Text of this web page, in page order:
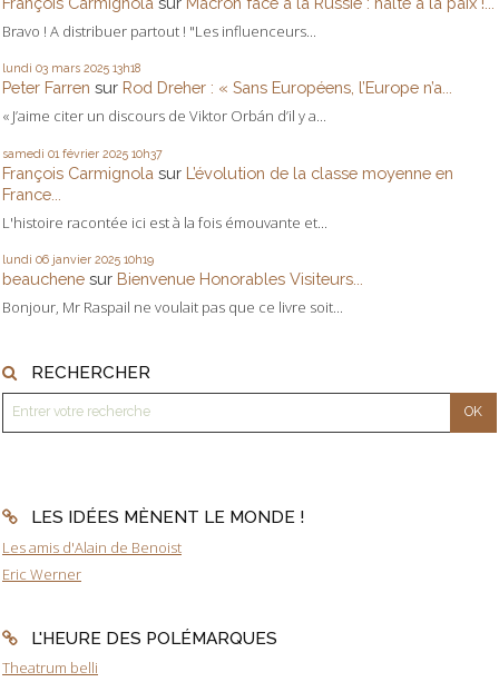
Bravo ! A distribuer partout ! "Les influenceurs...
lundi 03 mars 2025 13h18
Peter Farren sur Rod Dreher : « Sans Européens, l’Europe n’a...
« J’aime citer un discours de Viktor Orbán d’il y a...
samedi 01 février 2025 10h37
François Carmignola sur L’évolution de la classe moyenne en
France...
L'histoire racontée ici est à la fois émouvante et...
lundi 06 janvier 2025 10h19
beauchene sur Bienvenue Honorables Visiteurs...
Bonjour, Mr Raspail ne voulait pas que ce livre soit...
RECHERCHER
LES IDÉES MÈNENT LE MONDE !
Les amis d'Alain de Benoist
Eric Werner
L'HEURE DES POLÉMARQUES
Theatrum belli